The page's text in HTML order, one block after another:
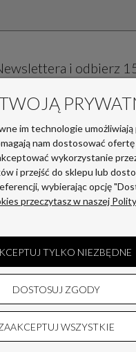
i odbierz
zgodnie z nasząpolityką
PEŁNĄ WERSJĘ STRONY
im technologie
nam dostosować
wykorzystanie
i przejść do sklepu lub
wybierając opcję
przeczytasz w naszej
TYLKO NIEZBĘDNE
DOSTOSUJ ZGODY
WSZYSTKIE